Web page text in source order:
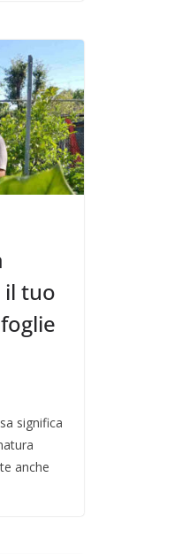
il tuo
significa
anche